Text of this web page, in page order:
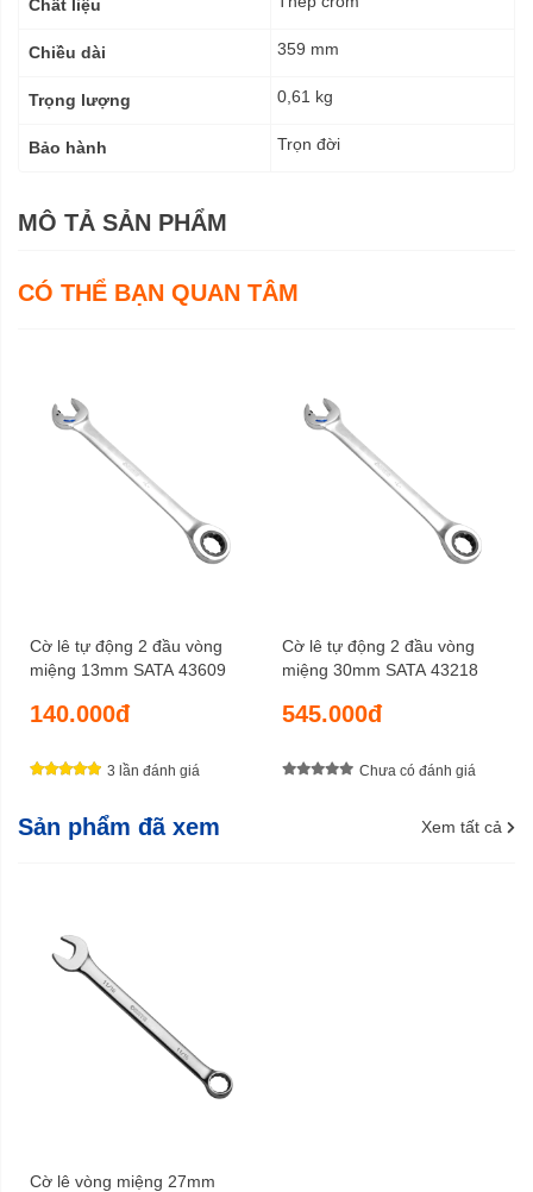
Chất liệu
Chiều dài 359 mm
Trọng lượng 0,61 kg
Bảo hành Trọn đời
MÔ TẢ SẢN PHẨM
CÓ THỂ BẠN QUAN TÂM
Cờ lê tự động 2 đầu vòng
miệng 13mm SATA 43609
140.000đ
3 lần đánh giá
Cờ lê tự động 2 đầu vòng
miệng 30mm SATA 43218
545.000đ
Chưa có đánh giá
Sản phẩm đã xem Xem tất cả
Cờ lê vòng miệng 27mm